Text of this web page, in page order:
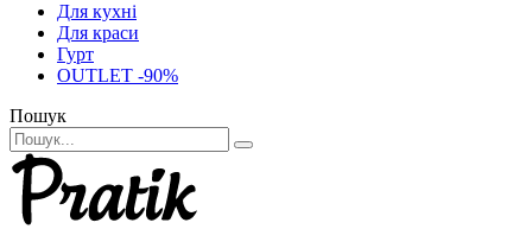
Для кухні
Для краси
Гурт
OUTLET -90%
Пошук